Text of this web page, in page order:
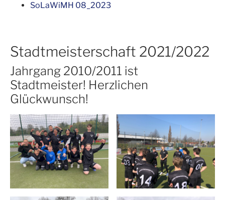
SoLaWiMH 08_2023
Stadtmeisterschaft 2021/2022
Jahrgang 2010/2011 ist
Stadtmeister! Herzlichen
Glückwunsch!